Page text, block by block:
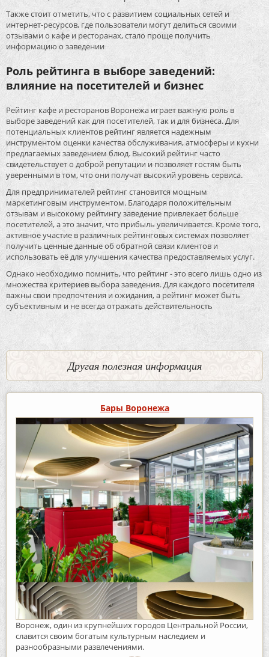
Также стоит отметить, что с развитием социальных сетей и
интернет-ресурсов, где пользователи могут делиться своими
отзывами о кафе и ресторанах, стало проще получить
информацию о заведении
Роль рейтинга в выборе заведений:
влияние на посетителей и бизнес
Рейтинг кафе и ресторанов Воронежа играет важную роль в
выборе заведений как для посетителей, так и для бизнеса. Для
потенциальных клиентов рейтинг является надежным
инструментом оценки качества обслуживания, атмосферы и кухни
предлагаемых заведением блюд. Высокий рейтинг часто
свидетельствует о доброй репутации и позволяет гостям быть
уверенными в том, что они получат высокий уровень сервиса.
Для предпринимателей рейтинг становится мощным
маркетинговым инструментом. Благодаря положительным
отзывам и высокому рейтингу заведение привлекает больше
посетителей, а это значит, что прибыль увеличивается. Кроме того,
активное участие в различных рейтинговых системах позволяет
получить ценные данные об обратной связи клиентов и
использовать её для улучшения качества предоставляемых услуг.
Однако необходимо помнить, что рейтинг - это всего лишь одно из
множества критериев выбора заведения. Для каждого посетителя
важны свои предпочтения и ожидания, а рейтинг может быть
субъективным и не всегда отражать действительность
Другая полезная информация
Бары Воронежа
Воронеж, один из крупнейших городов Центральной России,
славится своим богатым культурным наследием и
разнообразными развлечениями.